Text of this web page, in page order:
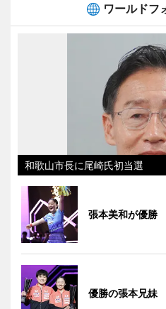
ワールドフ
和歌山市長に尾崎氏初当選
張本美和が優勝
優勝の張本兄妹